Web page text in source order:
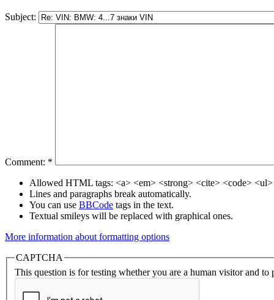
Subject:
Comment: *
Allowed HTML tags: <a> <em> <strong> <cite> <code>
Lines and paragraphs break automatically.
You can use BBCode tags in the text.
Textual smileys will be replaced with graphical ones.
More information about formatting options
CAPTCHA
This question is for testing whether you are a human visitor and to